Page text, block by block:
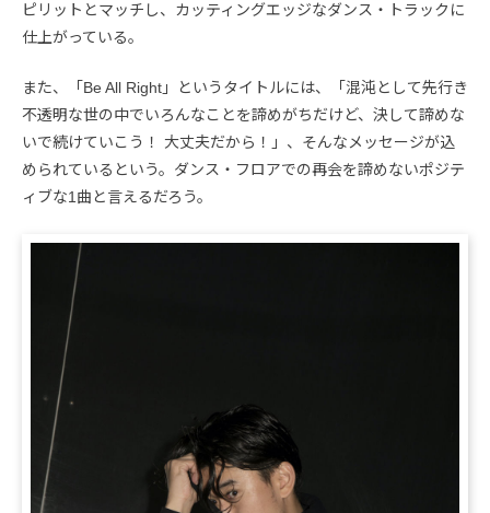
ピリットとマッチし、カッティングエッジなダンス・トラックに
仕上がっている。
また、「Be All Right」というタイトルには、「混沌として先行き
不透明な世の中でいろんなことを諦めがちだけど、決して諦めな
いで続けていこう！ 大丈夫だから！」、そんなメッセージが込
められているという。ダンス・フロアでの再会を諦めないポジテ
ィブな1曲と言えるだろう。